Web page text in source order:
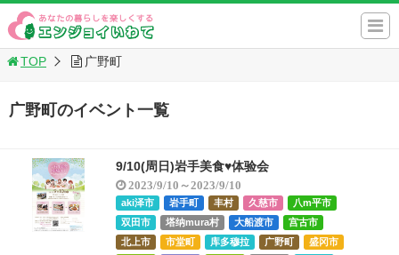
TOP 广野町
广野町のイベント一覧
9/10(周日)岩手美食♥体验会
2023/9/10～2023/9/10
aki泽市 岩手町 丰村 久慈市
八m平市
双田市
塔纳mura村 大船渡市
宫古市
北上市
市堂町 库多穆拉 广野町
盛冈市